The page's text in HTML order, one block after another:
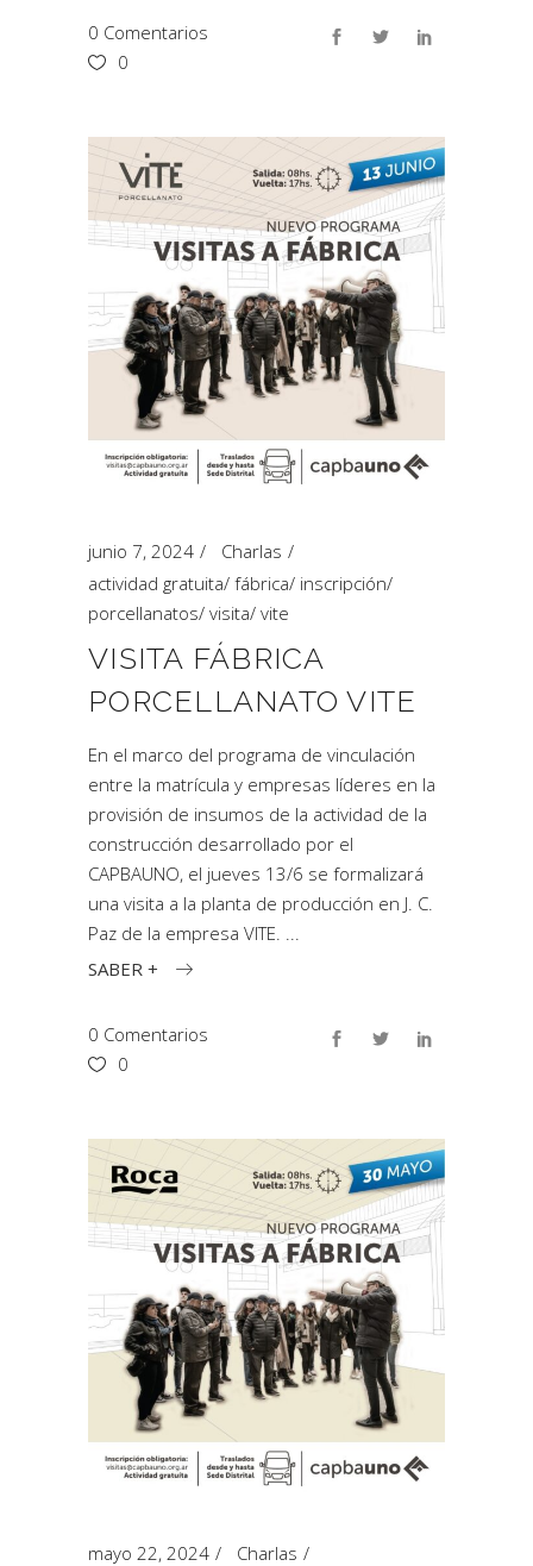
0 Comentarios
0
junio 7, 2024
Charlas
actividad gratuita/ fábrica/ inscripción/
porcellanatos/ visita/ vite
VISITA FÁBRICA
PORCELLANATO VITE
En el marco del programa de vinculación
entre la matrícula y empresas líderes en la
provisión de insumos de la actividad de la
construcción desarrollado por el
CAPBAUNO, el jueves 13/6 se formalizará
una visita a la planta de producción en J. C.
Paz de la empresa VITE.
SABER +
0 Comentarios
0
mayo 22, 2024 Charlas